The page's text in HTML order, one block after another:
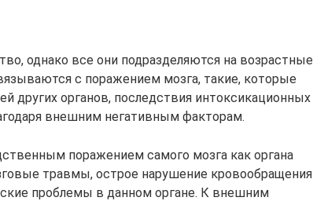
однако все они подразделяются на возрастные
с поражением мозга, такие, которые
других органов, последствия интоксикационных
внешним негативным факторам.
поражением самого мозга как органа
травмы, острое нарушение кровообращения
проблемы в данном органе. К внешним